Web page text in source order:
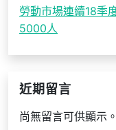
勞動市場連續18季
5000人
近期留言
尚無留言可供顯示。